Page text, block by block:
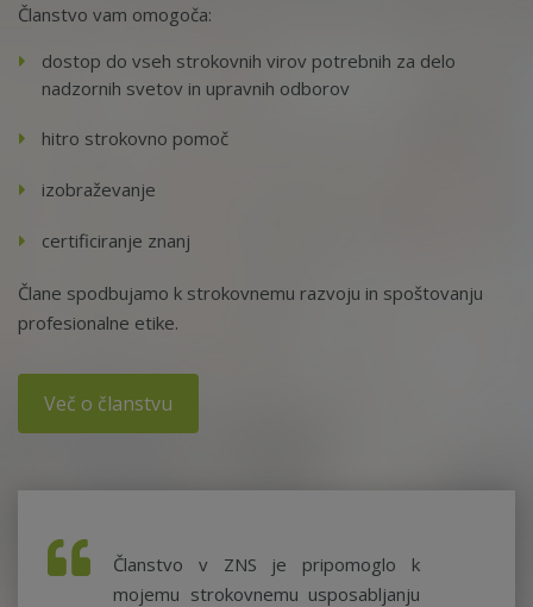
Članstvo vam omogoča:
dostop do vseh strokovnih virov potrebnih za delo
nadzornih svetov in upravnih odborov
hitro strokovno pomoč
izobraževanje
certificiranje znanj
Člane spodbujamo k strokovnemu razvoju in spoštovanju
profesionalne etike.
Več o članstvu
Članstvo v ZNS je pripomoglo k
mojemu strokovnemu usposabljanju